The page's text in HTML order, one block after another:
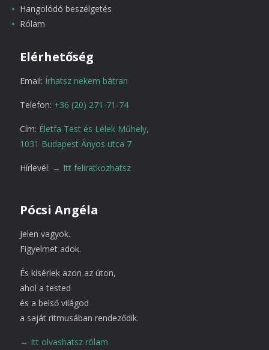
Hangolódó beszélgetés
Rólam
Elérhetőség
Email: Írhatsz nekem bátran
Telefon: +36 (20) 271-71-74
Cím: Életfa Test és Lélek Műhely,
1031 Budapest Ányos utca 7
Hírlevél: → Itt feliratkozhatsz
Pócsi Angéla
Jelen vagyok.
Figyelmet adok.
És kísérlek azon az úton,
ahol a tested
és a belső világod
a saját ritmusában rendeződik.
→ Itt olvashatsz rólam